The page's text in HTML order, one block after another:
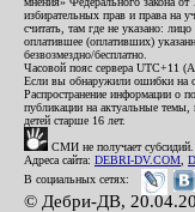
избирательных прав и права на
считать, там где не указано:
оплатившее (оплативших)
безвозмездно/бесплатно.
Часовой пояс сервера UTC+11
Если вы обнаружили ошибки на
Распространение информации о
публикации на актуальные
детей старше 16 лет.
СМИ не получает субсидий.
Адреса сайта: DEBRI-DV.COM
В социальных сетях:
© Дебри-ДВ,